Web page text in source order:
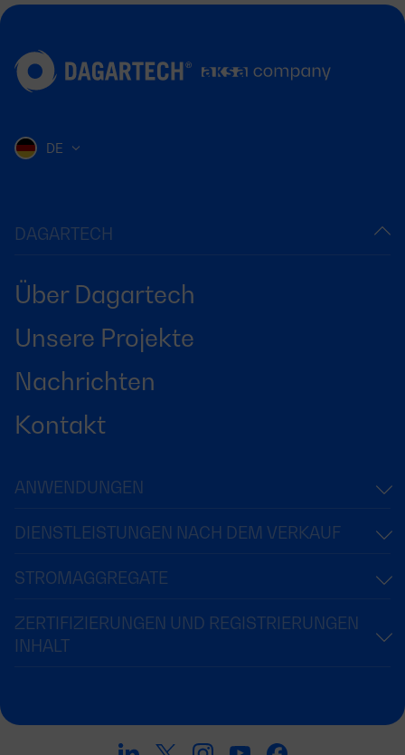
DAGARTECH
Über Dagartech
Unsere Projekte
Nachrichten
Kontakt
DE
ANWENDUNGEN
DIENSTLEISTUNGEN NACH DEM VERKAUF
STROMAGGREGATE
ZERTIFIZIERUNGEN UND REGISTRIERUNGEN
INHALT